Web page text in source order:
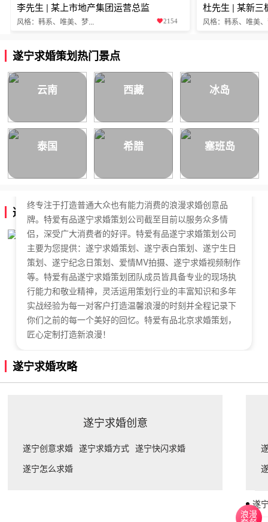
李先生 | 某上市地产集团运营总监
风格：韩系、唯美、梦... 2154
杜先生 | 某新三
风格：韩系、唯美
遂宁求婚策划热门景点
云南 西藏 冰岛
泰国 希腊 塞班岛
遂宁求婚策划公司简介
特爱有品遂宁求婚策划公司，于2018年正式成立，是国内
终专注于打造普通大众也有能力消费的浪漫求婚创意品
牌。特爱有品遂宁求婚策划公司截至目前以服务众多情
侣，深受广大消费者的好评。特爱有品遂宁求婚策划公司
主要为您提供：遂宁求婚策划、遂宁表白策划、遂宁生日
策划、遂宁纪念日策划、爱情MV拍摄、遂宁求婚视频制作
等。特爱有品遂宁求婚策划团队成员皆具备专业的现场执
行能力和敬业精神，灵活运用策划行业的丰富知识和多年
实战经验为每一对客户打造温馨浪漫的时刻并全程记录下
你们之前的每一个美好的回忆。特爱有品北京求婚策划，
匠心定制打造新浪漫！
遂宁求婚攻略
遂宁求婚创意
遂宁创意求婚 遂宁求婚方式 遂宁快闪求婚
遂宁怎么求婚
遂
浪漫